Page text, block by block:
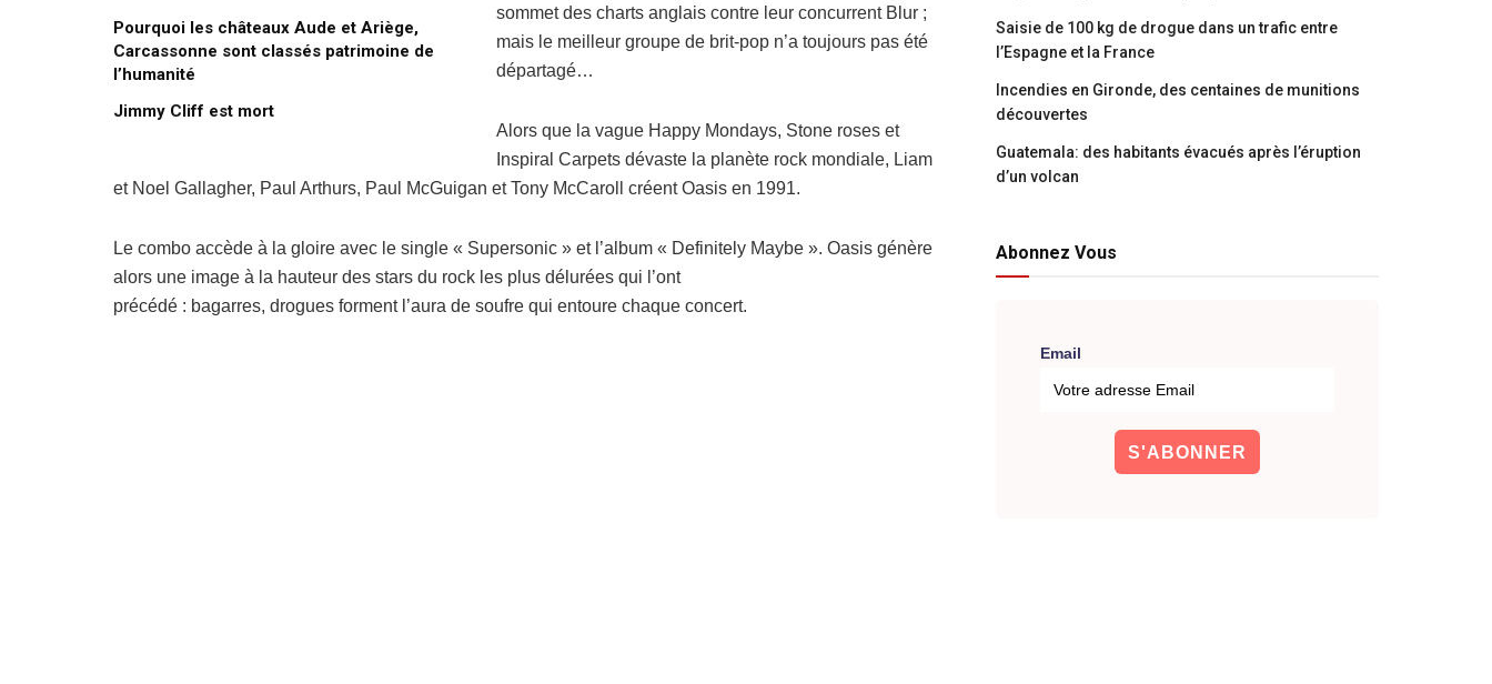
Pourquoi les châteaux Aude et Ariège,
Carcassonne sont classés patrimoine de
l’humanité
Jimmy Cliff est mort
sommet des charts anglais contre leur concurrent Blur ;
mais le meilleur groupe de brit-pop n’a toujours pas été
départagé…
Alors que la vague Happy Mondays, Stone roses et
Inspiral Carpets dévaste la planète rock mondiale, Liam
et Noel Gallagher, Paul Arthurs, Paul McGuigan et Tony McCaroll créent Oasis en 1991.
Le combo accède à la gloire avec le single « Supersonic » et l’album « Definitely Maybe ». Oasis génère
alors une image à la hauteur des stars du rock les plus délurées qui l’ont
précédé : bagarres, drogues forment l’aura de soufre qui entoure chaque concert.
Saisie de 100 kg de drogue dans un trafic entre
l’Espagne et la France
Incendies en Gironde, des centaines de munitions
découvertes
Guatemala: des habitants évacués après l’éruption
d’un volcan
Abonnez Vous
Email